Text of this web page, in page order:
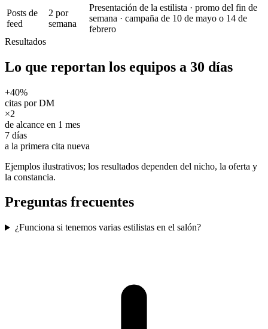
Posts de
feed
2 por
semana
Presentación de la estilista · promo del fin de
semana · campaña de 10 de mayo o 14 de
febrero
Resultados
Lo que reportan los equipos a 30 días
+40%
citas por DM
×2
de alcance en 1 mes
7 días
a la primera cita nueva
Ejemplos ilustrativos; los resultados dependen del nicho, la oferta y
la constancia.
Preguntas frecuentes
¿Funciona si tenemos varias estilistas en el salón?